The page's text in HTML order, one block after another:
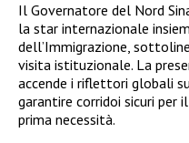
Il Governatore del Nord
la star internazionale
dell’Immigrazione,
visita istituzionale. La
accende i riflettori globali
garantire corridoi sicuri per
prima necessità.